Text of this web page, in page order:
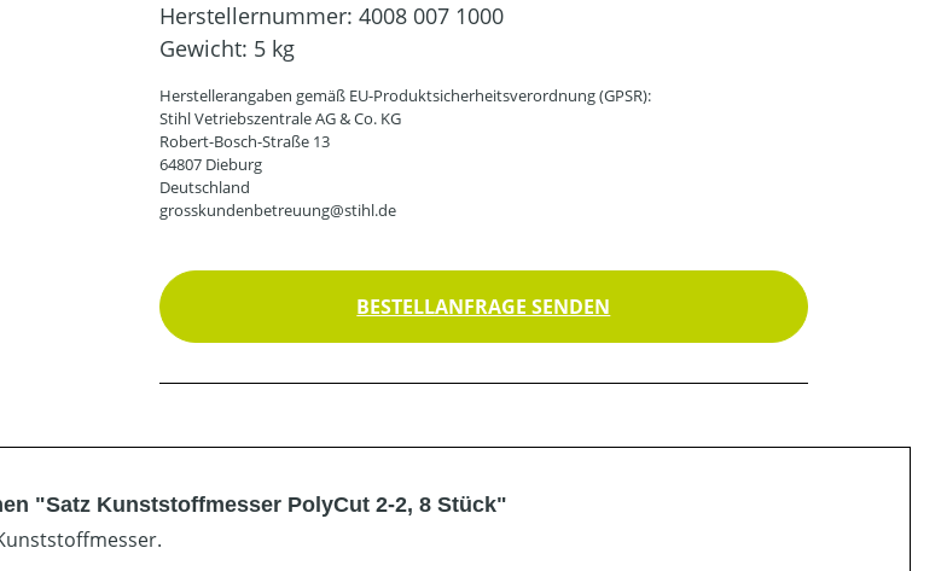
Herstellernummer: 4008 007 1000
Gewicht: 5 kg
Herstellerangaben gemäß EU-Produktsicherheitsverordnung (GPSR):
Stihl Vetriebszentrale AG & Co. KG
Robert-Bosch-Straße 13
64807 Dieburg
Deutschland
grosskundenbetreuung@stihl.de
BESTELLANFRAGE SENDEN
"Satz Kunststoffmesser PolyCut 2-2, 8 Stück"